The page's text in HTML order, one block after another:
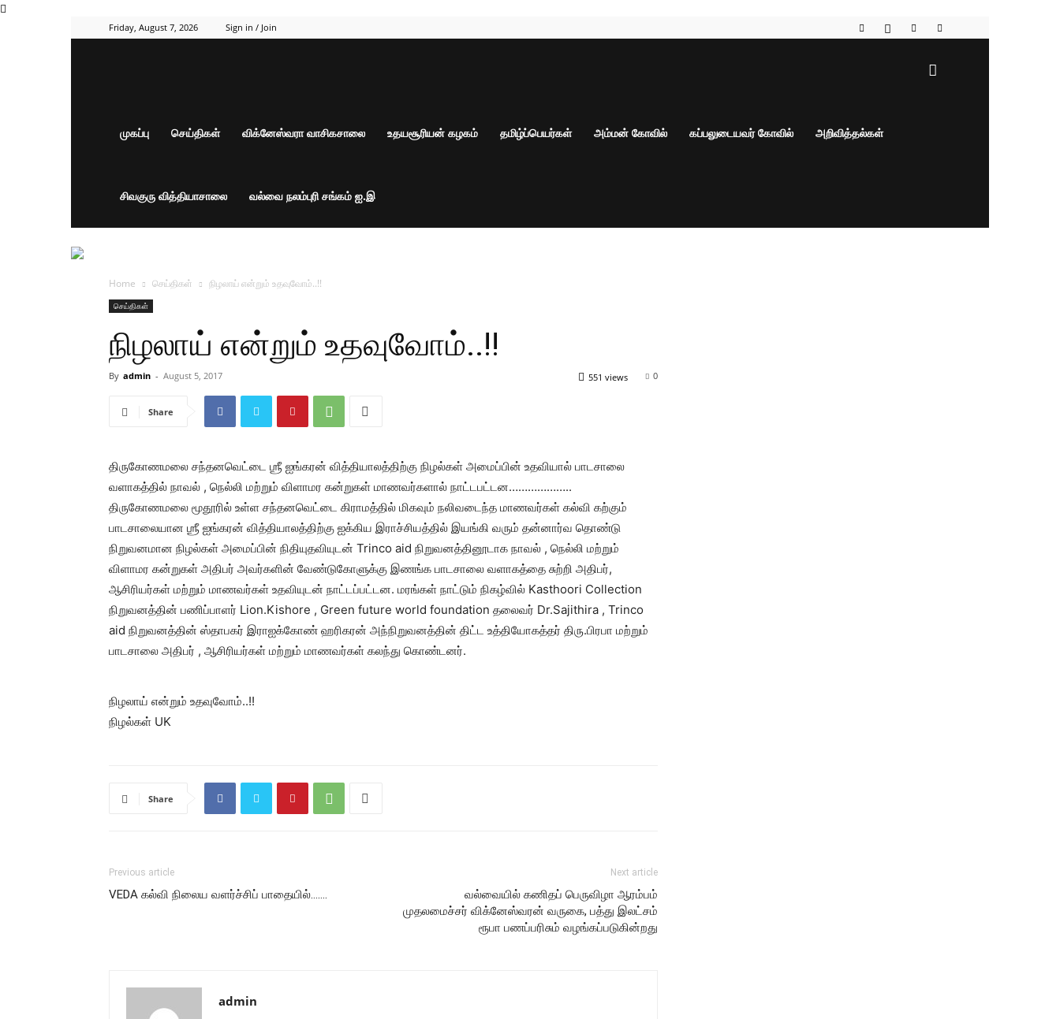
Friday, August 7, 2026 Sign in / Join
முகப்பு செய்திகள் விக்னேஸ்வரா வாசிகசாலை உதயசூரியன் கழகம் தமிழ்ப்பெயர்கள் அம்மன் கோவில் கப்பலுடையவர் கோவில் அறிவித்தல்கள்
சிவகுரு வித்தியாசாலை வல்வை நலம்புரி சங்கம் ஐ.இ
Home செய்திகள் நிழலாய் என்றும் உதவுவோம்..!!
செய்திகள்
நிழலாய் என்றும் உதவுவோம்..!!
By admin - August 5, 2017 0
551 views
Share
திருகோணமலை சந்தனவெட்டை ஶ்ரீ ஐங்கரன் வித்தியாலத்திற்கு நிழல்கள் அமைப்பின் உதவியால் பாடசாலை
வளாகத்தில் நாவல் , நெல்லி மற்றும் விளாமர கன்றுகள் மாணவர்களால் நாட்டபட்டன………………..
திருகோணமலை மூதூரில் உள்ள சந்தனவெட்டை கிராமத்தில் மிகவும் நலிவடைந்த மாணவர்கள் கல்வி கற்கும்
பாடசாலையான ஶ்ரீ ஐங்கரன் வித்தியாலத்திற்கு ஐக்கிய இராச்சியத்தில் இயங்கி வரும் தன்னார்வ தொண்டு
நிறுவனமான நிழல்கள் அமைப்பின் நிதியுதவியுடன் Trinco aid நிறுவனத்தினூடாக நாவல் , நெல்லி மற்றும்
விளாமர கன்றுகள் அதிபர் அவர்களின் வேண்டுகோளுக்கு இணங்க பாடசாலை வளாகத்தை சுற்றி அதிபர்,
ஆசிரியர்கள் மற்றும் மாணவர்கள் உதவியுடன் நாட்டப்பட்டன. மரங்கள் நாட்டும் நிகழ்வில் Kasthoori Collection
நிறுவனத்தின் பணிப்பாளர் Lion.Kishore , Green future world foundation தலைவர் Dr.Sajithira , Trinco
aid நிறுவனத்தின் ஸ்தாபகர் இராஐக்கோண் ஹரிகரன் அந்நிறுவனத்தின் திட்ட உத்தியோகத்தர் திரு.பிரபா மற்றும்
பாடசாலை அதிபர் , ஆசிரியர்கள் மற்றும் மாணவர்கள் கலந்து கொண்டனர்.
நிழலாய் என்றும் உதவுவோம்..!!
நிழல்கள் UK
Share
Previous article
VEDA கல்வி நிலைய வளர்ச்சிப் பாதையில்…….
Next article
வல்வையில் கணிதப் பெருவிழா ஆரம்பம்
முதலமைச்சர் விக்னேஸ்வரன் வருகை, பத்து இலட்சம்
ரூபா பணப்பரிசும் வழங்கப்படுகின்றது
admin